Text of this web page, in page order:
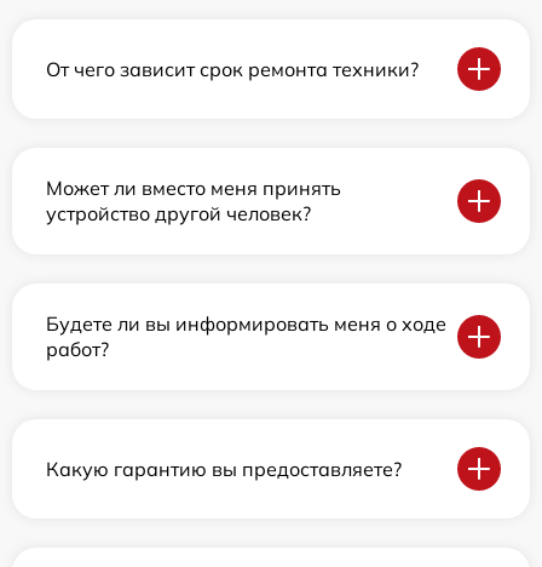
От чего зависит срок ремонта техники?
Может ли вместо меня принять
устройство другой человек?
Будете ли вы информировать меня о ходе
работ?
Какую гарантию вы предоставляете?